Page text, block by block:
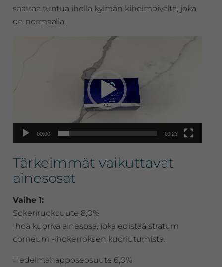
saattaa tuntua iholla kylmän kihelmöivältä, joka
on normaalia.
00:00 00:23
Tärkeimmät vaikuttavat
ainesosat
Vaihe 1:
Sokeriruokouute 8,0%
Ihoa kuoriva ainesosa, joka edistää stratum
corneum -ihokerroksen kuoriutumista.
Hedelmähapposeosuute 6,0%